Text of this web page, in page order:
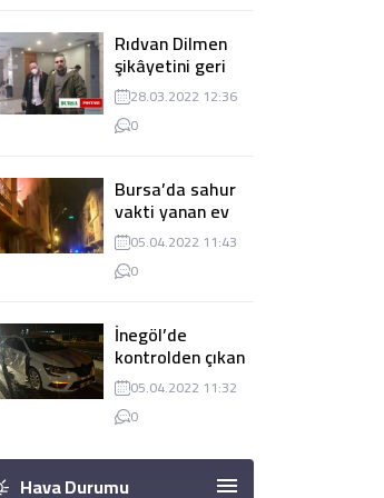
Rıdvan Dilmen
şikâyetini geri
çekti, dava
düşürüldü
28.03.2022 12:36
0
Bursa’da sahur
vakti yanan ev
panik
yaşanmasına
sebep oldu
05.04.2022 11:43
0
İnegöl’de
kontrolden çıkan
tır 2 otomobile
çarptı
05.04.2022 11:32
0
Hava Durumu